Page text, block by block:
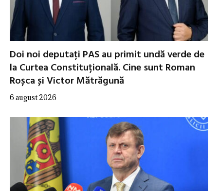
Doi noi deputați PAS au primit undă verde de
la Curtea Constituțională. Cine sunt Roman
Roșca și Victor Mătrăgună
6 august 2026